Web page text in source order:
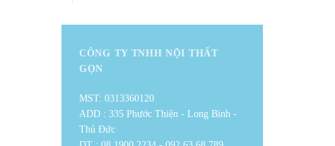
CÔNG TY TNHH NỘI THẤT
GỌN
MST: 0313360120
ADD : 335 Phước Thiện - Long Bình -
Thủ Đức